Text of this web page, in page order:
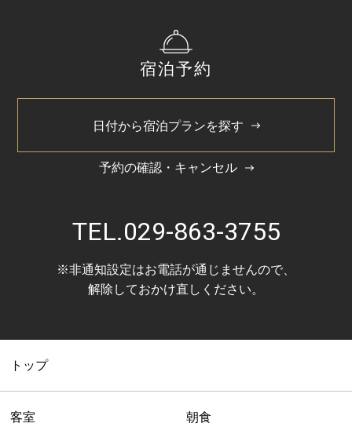
宿泊予約
日付から宿泊プランを探す
予約の確認・キャンセル
TEL.029-863-3755
※非通知設定はお電話が通じませんので、
解除しておかけ直しください。
トップ
客室 朝食